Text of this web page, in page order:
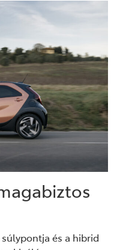
és a hibrid